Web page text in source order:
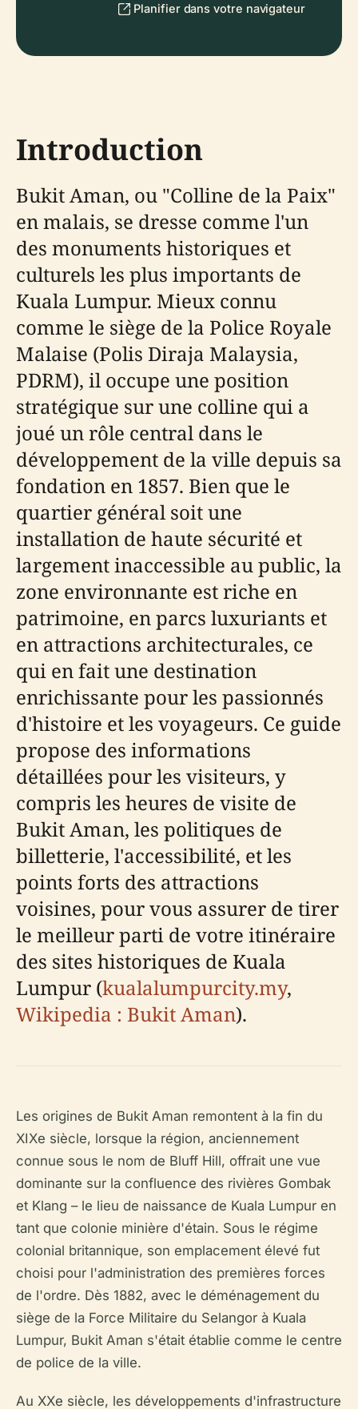
Planifier dans votre navigateur
Introduction
Bukit Aman, ou "Colline de la Paix"
en malais, se dresse comme l'un
des monuments historiques et
culturels les plus importants de
Kuala Lumpur. Mieux connu
comme le siège de la Police Royale
Malaise (Polis Diraja Malaysia,
PDRM), il occupe une position
stratégique sur une colline qui a
joué un rôle central dans le
développement de la ville depuis sa
fondation en 1857. Bien que le
quartier général soit une
installation de haute sécurité et
largement inaccessible au public, la
zone environnante est riche en
patrimoine, en parcs luxuriants et
en attractions architecturales, ce
qui en fait une destination
enrichissante pour les passionnés
d'histoire et les voyageurs. Ce guide
propose des informations
détaillées pour les visiteurs, y
compris les heures de visite de
Bukit Aman, les politiques de
billetterie, l'accessibilité, et les
points forts des attractions
voisines, pour vous assurer de tirer
le meilleur parti de votre itinéraire
des sites historiques de Kuala
Lumpur (kualalumpurcity.my,
Wikipedia : Bukit Aman).
Les origines de Bukit Aman remontent à la fin du
XIXe siècle, lorsque la région, anciennement
connue sous le nom de Bluff Hill, offrait une vue
dominante sur la confluence des rivières Gombak
et Klang – le lieu de naissance de Kuala Lumpur en
tant que colonie minière d'étain. Sous le régime
colonial britannique, son emplacement élevé fut
choisi pour l'administration des premières forces
de l'ordre. Dès 1882, avec le déménagement du
siège de la Force Militaire du Selangor à Kuala
Lumpur, Bukit Aman s'était établie comme le centre
de police de la ville.
Au XXe siècle, les développements d'infrastructure